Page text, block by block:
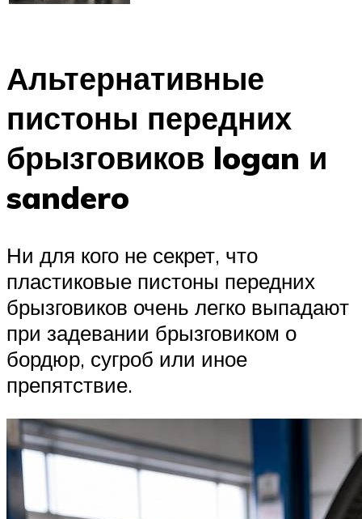
Альтернативные
пистоны передних
брызговиков logan и
sandero
Ни для кого не секрет, что
пластиковые пистоны передних
брызговиков очень легко выпадают
при задевании брызговиком о
бордюр, сугроб или иное
препятствие.